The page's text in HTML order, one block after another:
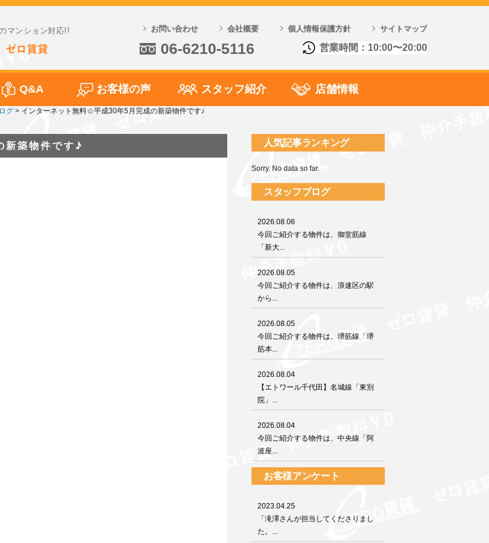
マンション対応!! お問い合わせ 会社概要 個人情報保護方針 サイトマップ
06-6210-5116 営業時間：10:00〜20:00
Q&A お客様の声 スタッフ紹介 店舗情報
グ > インターネット無料☆平成30年5月完成の新築物件です♪
築物件です♪ 人気記事ランキング
Sorry. No data so far.
スタッフブログ
2026.08.06
今回ご紹介する物件は、御堂筋線
「新大...
2026.08.05
今回ご紹介する物件は、浪速区の駅
から...
2026.08.05
今回ご紹介する物件は、堺筋線「堺
筋本...
2026.08.04
【エトワール千代田】名城線「東別
院」...
2026.08.04
今回ご紹介する物件は、中央線「阿
波座...
お客様アンケート
2023.04.25
「滝澤さんが担当してくださりまし
た。...